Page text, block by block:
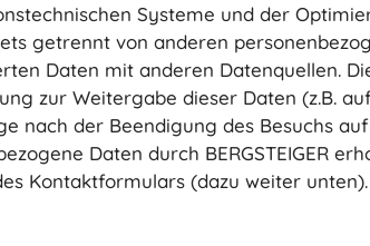
Systeme und der
getrennt von anderen
Daten mit anderen Datenquellen.
zur Weitergabe dieser Daten (z.B.
nach der Beendigung des Besuchs
Daten durch BERGSTEIGER
Kontaktformulars (dazu weiter unten).